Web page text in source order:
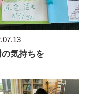
気持ちを